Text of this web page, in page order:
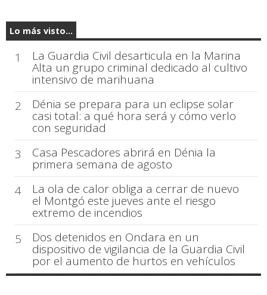
Lo más visto...
1 La Guardia Civil desarticula en la Marina
Alta un grupo criminal dedicado al cultivo
intensivo de marihuana
2
Dénia se prepara para un eclipse solar
casi total: a qué hora será y cómo verlo
con seguridad
3
Casa Pescadores abrirá en Dénia la
primera semana de agosto
4
La ola de calor obliga a cerrar de nuevo
el Montgó este jueves ante el riesgo
extremo de incendios
5
Dos detenidos en Ondara en un
dispositivo de vigilancia de la Guardia Civil
por el aumento de hurtos en vehículos